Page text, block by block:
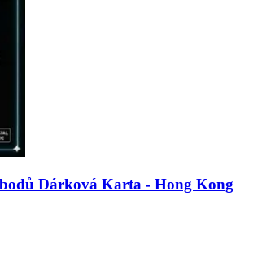
Dárková Karta - Hong Kong